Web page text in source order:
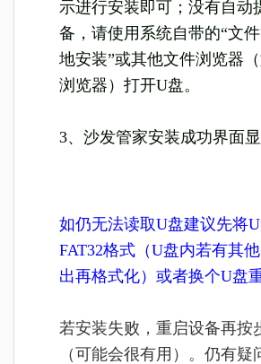
示进行安装即可；没有自动
备，请使用系统自带的“文
地安装”或其他文件浏览器
浏览器）打开U盘。
3、沙发管家安装成功界面
如仍无法读取U盘建议先将
FAT32格式（U盘内若有其
出再格式化）或者换个U盘
若安装失败，重启设备再按
（可能会很有用）。仍有疑